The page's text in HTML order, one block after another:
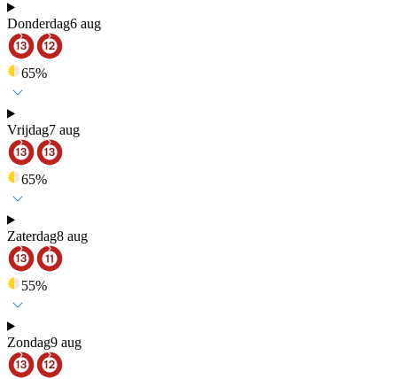
Donderdag6 aug
65%
Vrijdag7 aug
65%
Zaterdag8 aug
55%
Zondag9 aug